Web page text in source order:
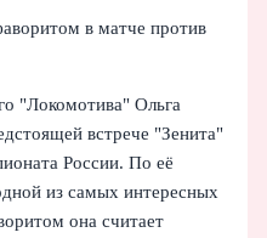
в матче против
"Локомотива" Ольга
встрече "Зенита"
России. По её
из самых интересных
она считает